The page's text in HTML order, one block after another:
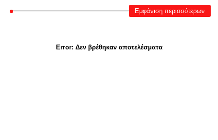
Εμφάνιση περισσότερων
Error: Δεν βρέθηκαν αποτελέσματα